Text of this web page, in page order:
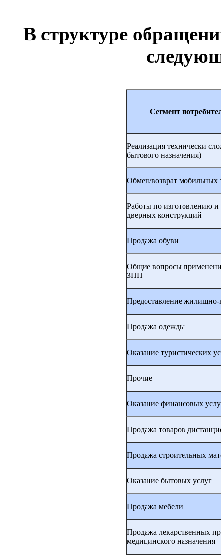
В структуре
Сегмент
Реализация технически
бытового назначения)
Обмен/возврат мобильных
Работы по изготовлению
дверных конструкций
Продажа обуви
Общие вопросы
ЗПП
Предоставление жилищно-
Продажа одежды
Оказание туристических
Прочие
Оказание финансовых
Продажа товаров
Продажа строительных
Оказание бытовых услуг
Продажа мебели
Продажа лекарственных
медицинского назначения